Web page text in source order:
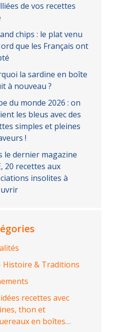
de vos recettes
chips : le plat venu
que les Français ont
la sardine en boîte
à nouveau ?
du monde 2026 : on
les bleus avec des
simples et pleines
!
le dernier magazine
20 recettes aux
insolites à
Histoire & Traditions
recettes avec
thon et
en boîtes…